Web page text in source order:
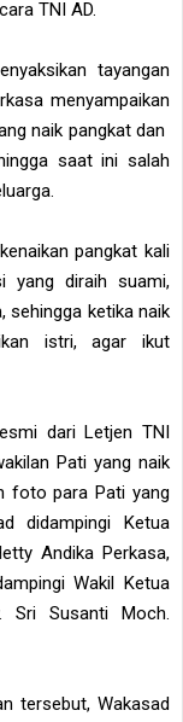
TNI AD.
tayangan
menyampaikan
naik pangkat dan
saat ini salah
pangkat kali
yang diraih suami,
sehingga ketika naik
istri, agar ikut
dari Letjen TNI
Pati yang naik
foto para Pati yang
didampingi Ketua
Andika Perkasa,
Wakil Ketua
Sri Susanti Moch.
tersebut, Wakasad